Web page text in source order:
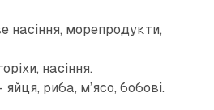
насіння, морепродукти,
насіння.
яйця, риба, м’ясо, бобові.